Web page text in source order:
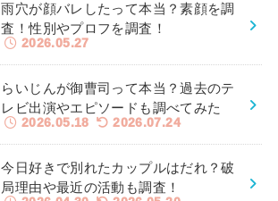
雨穴が顔バレしたって本当？素顔を調
査！性別やプロフを調査！
2026.05.27
らいじんが御曹司って本当？過去のテ
レビ出演やエピソードも調べてみた
2026.05.18 2026.07.24
今日好きで別れたカップルはだれ？破
局理由や最近の活動も調査！